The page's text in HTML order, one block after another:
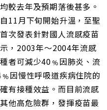
較去年及預期落後甚多。
11月下旬開始升溫，至聖
次發表針對國人流感疫苗
，2003年～2004年流感
者可減少40﹪因肺炎、流
因慢性呼吸道疾病住院的
有接種效益。而目前流感
他高危險群，發揮疫苗最